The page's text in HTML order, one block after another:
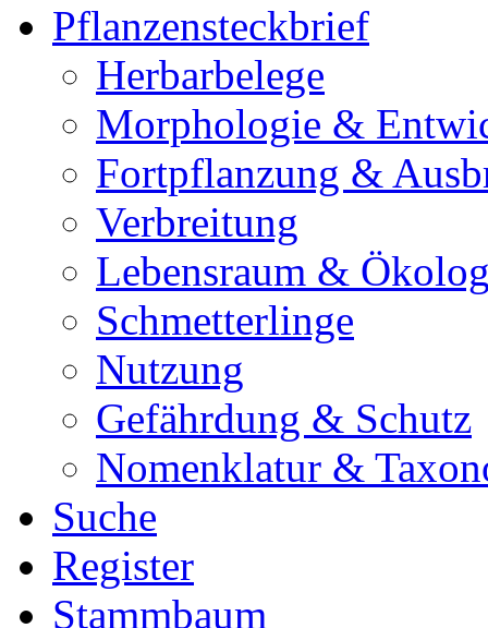
Pflanzensteckbrief
Herbarbelege
Morphologie &
Fortpflanzung &
Verbreitung
Lebensraum &
Schmetterlinge
Nutzung
Gefährdung & Schutz
Nomenklatur &
Suche
Register
Stammbaum